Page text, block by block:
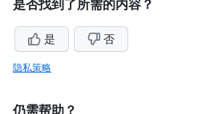
是否找到了所需的内容？
是 否
隐私策略
仍需帮助？